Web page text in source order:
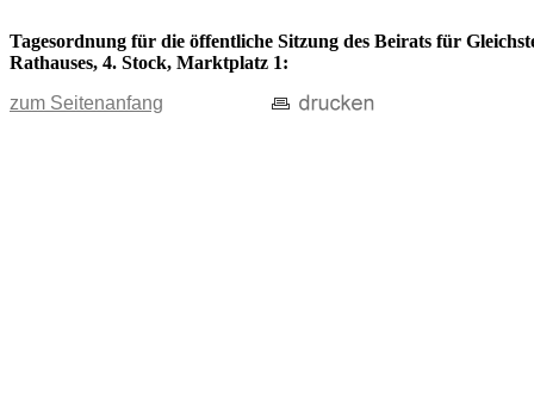
Tagesordnung für die öffentliche Sitzung des Beirats für
Rathauses, 4. Stock, Marktplatz 1:
zum Seitenanfang